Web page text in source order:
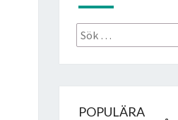
Sök
efter:
POPULÄRA